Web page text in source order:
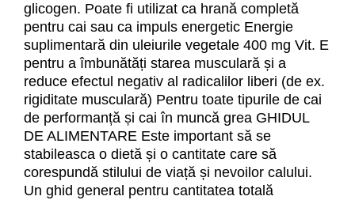
glicogen. Poate fi utilizat ca hrană completă
pentru cai sau ca impuls energetic Energie
suplimentară din uleiurile vegetale 400 mg Vit. E
pentru a îmbunătăți starea musculară și a
reduce efectul negativ al radicalilor liberi (de ex.
rigiditate musculară) Pentru toate tipurile de cai
de performanță și cai în muncă grea GHIDUL
DE ALIMENTARE Este important să se
stabileasca o dietă și o cantitate care să
corespundă stilului de viață și nevoilor calului.
Un ghid general pentru cantitatea totală